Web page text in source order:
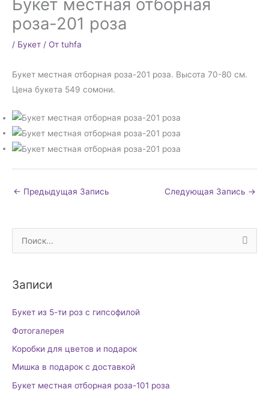
Букет местная отборная
роза-201 роза
/ Букет / От tuhfa
Букет местная отборная роза-201 роза. Высота 70-80 см.
Цена букета 549 сомони.
← Предыдущая Запись Следующая Запись →
с
к
Записи
Букет из 5-ти роз с гипсофилой
Фотогалерея
Коробки для цветов и подарок
Мишка в подарок с доставкой
Букет местная отборная роза-101 роза